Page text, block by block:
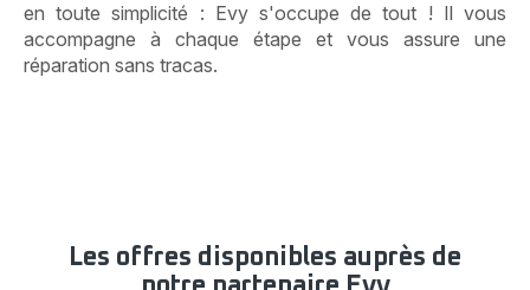
en toute simplicité : Evy s'occupe de tout ! Il vous
accompagne à chaque étape et vous assure une
réparation sans tracas.
Les offres disponibles auprès de